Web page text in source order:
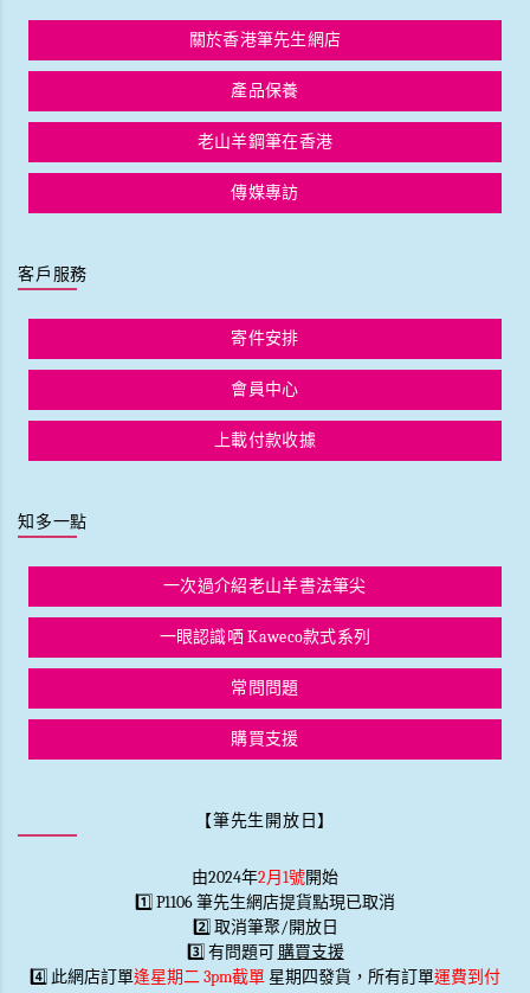
關於香港筆先生網店
產品保養
老山羊鋼筆在香港
傳媒專訪
客戶服務
寄件安排
會員中心
上載付款收據
知多一點
一次過介紹老山羊書法筆尖
一眼認識哂 Kaweco款式系列
常問問題
購買支援
【筆先生開放日】
由2024年2月1號開始
1️⃣ P1106 筆先生網店提貨點現已取消
2️⃣ 取消筆聚/開放日
3️⃣ 有問題可 購買支援
4️⃣ 此網店訂單逢星期二 3pm截單 星期四發貨，所有訂單運費到付